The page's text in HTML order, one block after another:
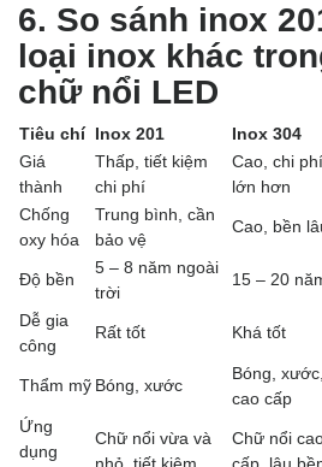
6. So sánh inox
loại inox khác
chữ nổi LED
Tiêu chí Inox 201 Inox 304
Giá
thành
Thấp, tiết kiệm
chi phí
Cao, chi phí
lớn hơn
Chống
oxy hóa
Trung bình, cần
bảo vệ
Cao, bền
Độ bền
5 – 8 năm ngoài
trời
15 – 20
Dễ gia
công
Rất tốt Khá tốt
Thẩm mỹ Bóng, xước
Bóng, xước,
cao cấp
Ứng
dụng
Chữ nổi vừa và
Chữ nổi